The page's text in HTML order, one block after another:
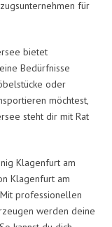
für
bietet
Bedürfnisse
oder
möchtest,
steht dir mit Rat
Klagenfurt am
Klagenfurt am
professionellen
werden deine